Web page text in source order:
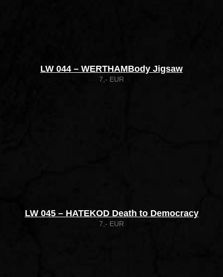
LW 044 – WERTHAMBody Jigsaw
7,- EUR
LW 045 – HATEKOD Death to Democracy
7,- EUR